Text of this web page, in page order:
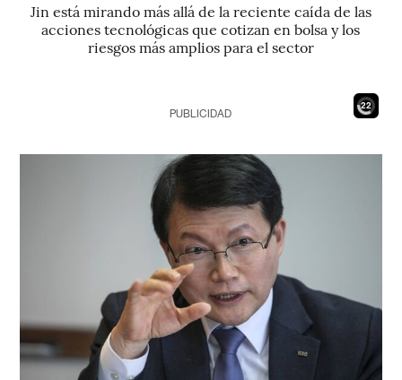
Jin está mirando más allá de la reciente caída de las
acciones tecnológicas que cotizan en bolsa y los
riesgos más amplios para el sector
20
PUBLICIDAD